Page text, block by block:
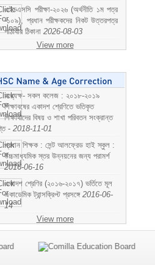
এইচএসসি পরীক্ষা-২০২৬ (অর্থনীতি ১ম পত্র
-১০৯), প্রধান পরীক্ষকদের নিকট উত্তরপত্র
পাঠাবার ঠিকানা 2026-08-03
View more
অধ্যক্ষ- সকল কলেজ : ২০১৮-২০১৯
শিক্ষাবষের একাদশ শ্রেণিতে ভতিকৃত
শিক্ষাথীদের বিষয় ও শাখা পরিবতন সংক্রান্ত
- 2018-11-01
প্রধান শিক্ষক : সেন্ট আলফ্রেড হাই স্কুল :
উচ্চমাধ্যমিক স্তর উন্নয়নের জন্য পরামর্শ
2016-06-16
একাদশ শ্রেণির (২০১৬-২০১৭) ভর্তিতে মূল
একাডেমিক ট্রান্সক্রিপ্ট প্রসঙ্গে 2016-06-
14
View more